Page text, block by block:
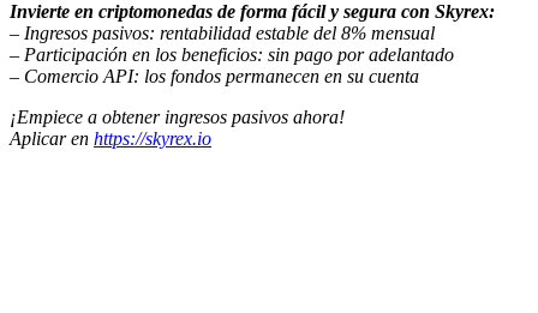
Invierte en criptomonedas de forma fácil y segura con Skyrex:
– Ingresos pasivos: rentabilidad estable del 8% mensual
– Participación en los beneficios: sin pago por adelantado
– Comercio API: los fondos permanecen en su cuenta
¡Empiece a obtener ingresos pasivos ahora!
Aplicar en https://skyrex.io